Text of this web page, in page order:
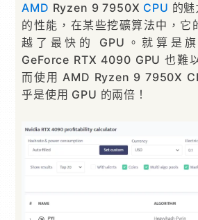
AMD Ryzen 9 7950X CPU 的
的性能，在某些挖礦算法中，它
越了最快的 GPU。就算是
GeForce RTX 4090 GPU 也難
而使用 AMD Ryzen 9 7950X
乎是使用 GPU 的兩倍！